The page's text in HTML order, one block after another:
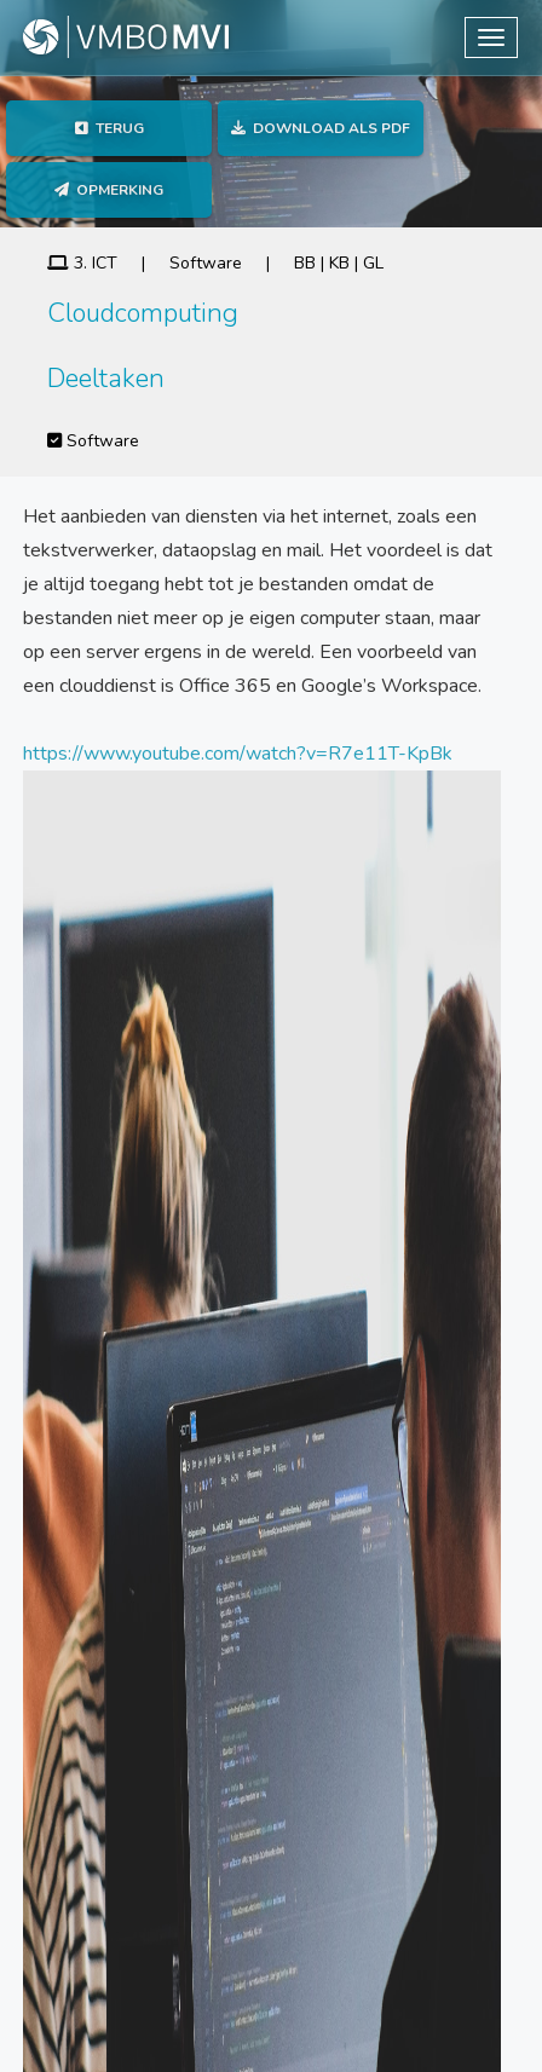
TERUG DOWNLOAD ALS PDF
OPMERKING
3. ICT | Software | BB | KB | GL
Cloudcomputing
Deeltaken
Software
Het aanbieden van diensten via het internet, zoals een
tekstverwerker, dataopslag en mail. Het voordeel is dat
je altijd toegang hebt tot je bestanden omdat de
bestanden niet meer op je eigen computer staan, maar
op een server ergens in de wereld. Een voorbeeld van
een clouddienst is Office 365 en Google’s Workspace.
https://www.youtube.com/watch?v=R7e11T-KpBk